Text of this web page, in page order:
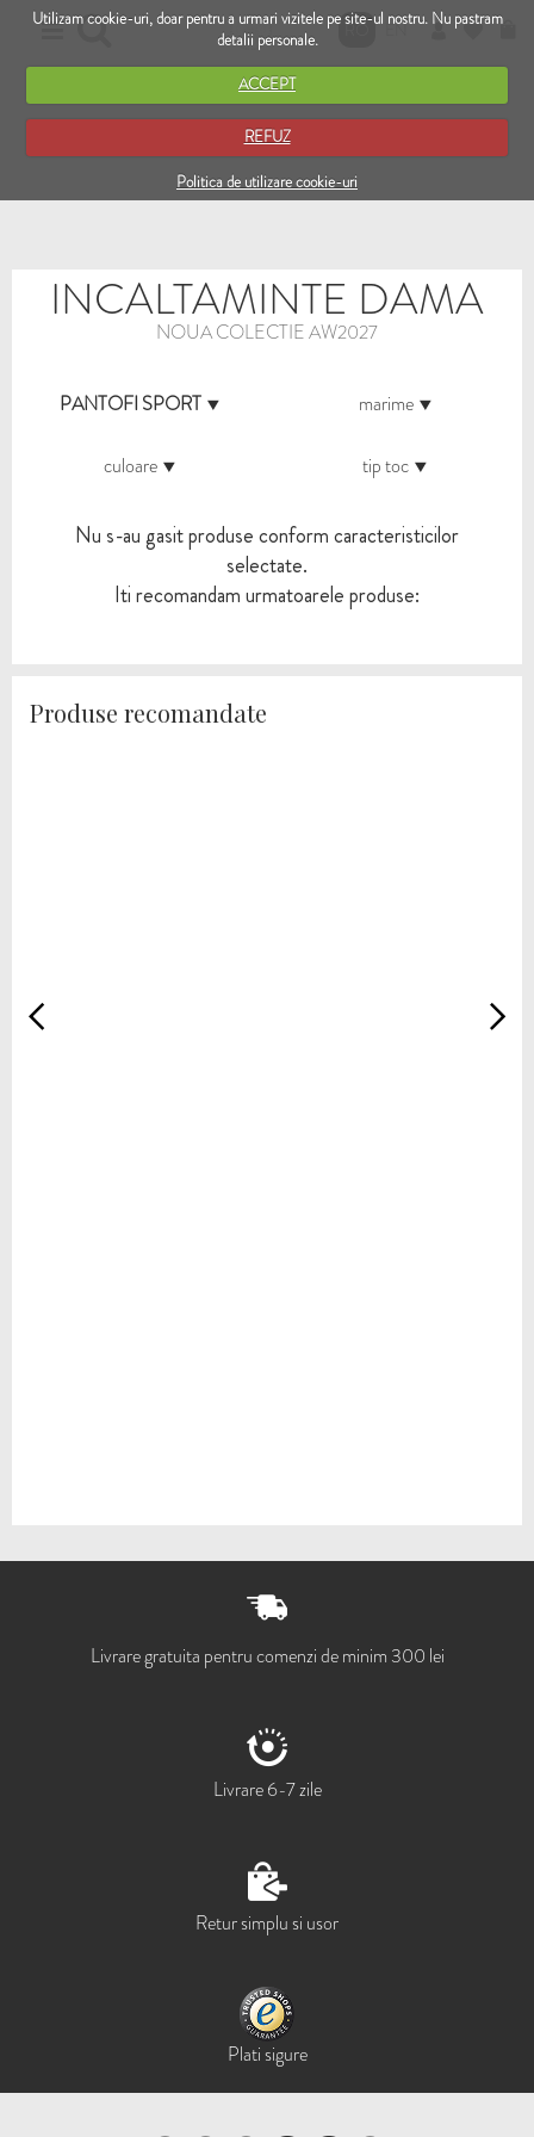
Utilizam cookie-uri, doar pentru a urmari vizitele pe site-ul nostru. Nu pastram
detalii personale.
ACCEPT
REFUZ
Politica de utilizare cookie-uri
RO EN
INCALTAMINTE DAMA
NOUA COLECTIE AW2027
PANTOFI SPORT marime
culoare tip toc
Nu s-au gasit produse conform caracteristicilor
selectate.
Iti recomandam urmatoarele produse:
Produse recomandate
Livrare gratuita pentru comenzi de minim 300 lei
Livrare 6-7 zile
Retur simplu si usor
Plati sigure